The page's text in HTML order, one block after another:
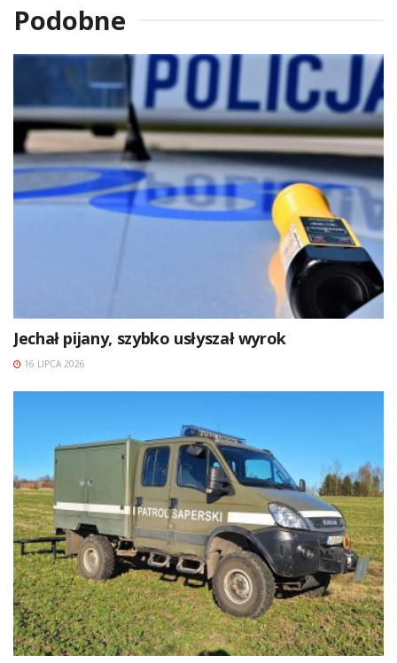
Podobne
Jechał pijany, szybko usłyszał wyrok
16 LIPCA 2026